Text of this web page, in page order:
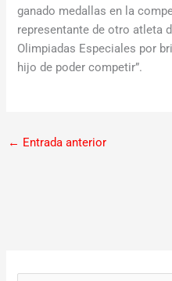
ganado medallas en la
representante de otro atleta
Olimpiadas Especiales por
hijo de poder competir”.
← Entrada anterior